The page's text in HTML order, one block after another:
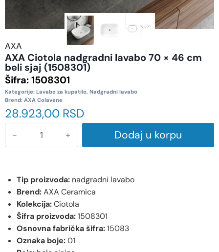
AXA
AXA Ciotola nadgradni lavabo 70 × 46 cm
beli sjaj (1508301)
Šifra:1508301
Kategorije: Lavabo za kupatilo, Nadgradni lavabo
Brend: AXA Colavene
28.923,00 RSD
Dodaj u korpu
Tip proizvoda: nadgradni lavabo
Brend:AXA Ceramica
Kolekcija:Ciotola
Šifra proizvoda:1508301
Osnovna fabrička šifra:15083
Oznaka boje:01